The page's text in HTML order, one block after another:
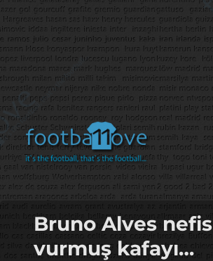
footbaLLove
Bruno Alves nefis
vurmuş kafayı…